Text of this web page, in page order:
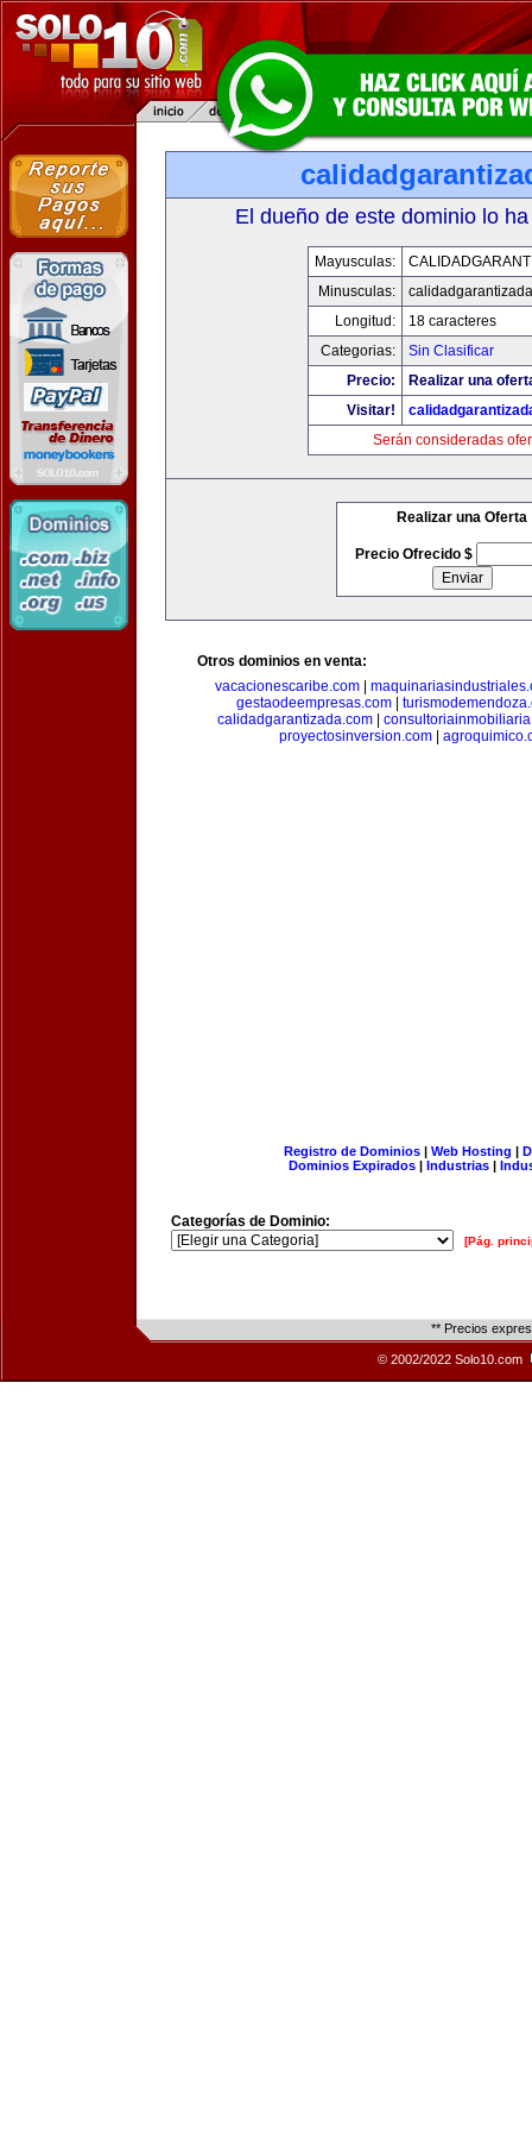
El dueño de este dominio lo
Mayusculas:
Minusculas:
Longitud:
18 caracteres
Categorias:
Sin Clasificar
Precio:
Realizar una
Visitar!
Serán consideradas
Realizar una Oferta
Precio Ofrecido $
Otros dominios en venta:
vacacionescaribe.com
gestaodeempresas.com|
calidadgarantizada.com
proyectosinversion.com|
Registro de Dominios| Web Hosting |
Dominios Expirados | Industrias |
Categorías de Dominio:
[Pág.
** Precios
© 2002/2022 Solo10.com